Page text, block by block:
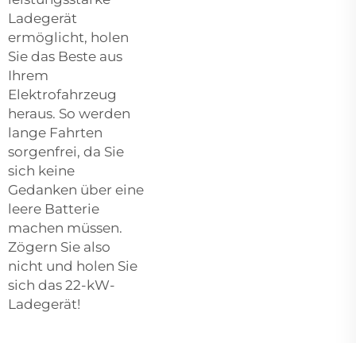
Ladegerät
ermöglicht, holen
Sie das Beste aus
Ihrem
Elektrofahrzeug
heraus. So werden
lange Fahrten
sorgenfrei, da Sie
sich keine
Gedanken über eine
leere Batterie
machen müssen.
Zögern Sie also
nicht und holen Sie
sich das 22-kW-
Ladegerät!